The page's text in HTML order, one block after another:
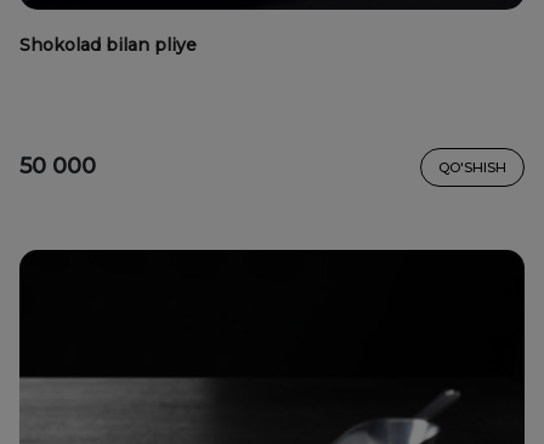
Shokolad bilan pliye
50 000 QO'SHISH